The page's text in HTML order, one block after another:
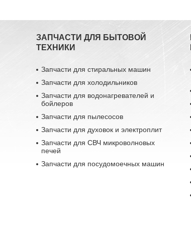
ЗАПЧАСТИ ДЛЯ БЫТОВОЙ
ТЕХНИКИ
Запчасти для стиральных машин
Запчасти для холодильников
Запчасти для водонагревателей и
бойлеров
Запчасти для пылесосов
Запчасти для духовок и электроплит
Запчасти для СВЧ микроволновых
печей
Запчасти для посудомоечных машин